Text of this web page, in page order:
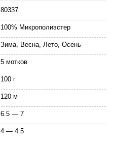
80337
100% Микрополиэстер
Зима, Весна, Лето, Осень
5 мотков
100 г
120 м
6.5 — 7
4 — 4.5